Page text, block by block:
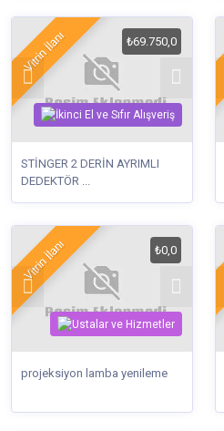
Vitrin İlanı ₺69.750,0
STİNGER 2 DERİN AYRIMLI
DEDEKTÖR ...
Vitrin İlanı ₺0,0
projeksiyon lamba yenileme